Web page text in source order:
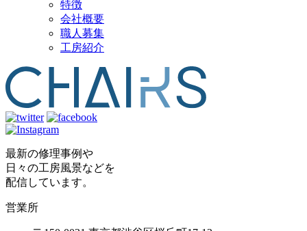
特徴
会社概要
職人募集
工房紹介
最新の修理事例や
日々の工房風景などを
配信しています。
営業所